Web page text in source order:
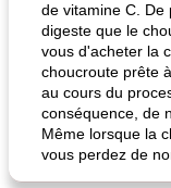
de vitamine C. De
digeste que le
vous d'acheter la
choucroute prête
au cours du
conséquence, de
Même lorsque la
vous perdez de